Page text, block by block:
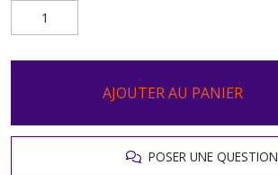
AJOUTER AU PANIER
POSER UNE QUESTION